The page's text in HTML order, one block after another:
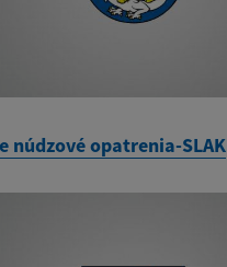
núdzové opatrenia-SLAK